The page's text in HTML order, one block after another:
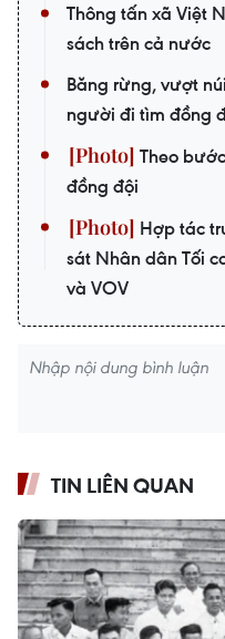
Thông tấn xã Việt
sách trên cả nước
Băng rừng, vượt
người đi tìm đồng
Theo
đồng đội
Hợp tác
sát Nhân dân Tối
và VOV
TIN LIÊN QUAN